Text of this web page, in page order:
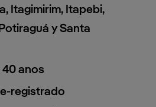
Itagimirim, Itapebi,
y Santa
40 anos
registrado